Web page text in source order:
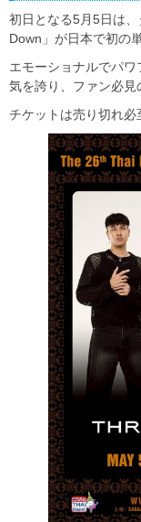
初日となる5月5日は
Down」が日本で初の
エモーショナルでパ
気を誇り、ファン必見
チケットは売り切れ必